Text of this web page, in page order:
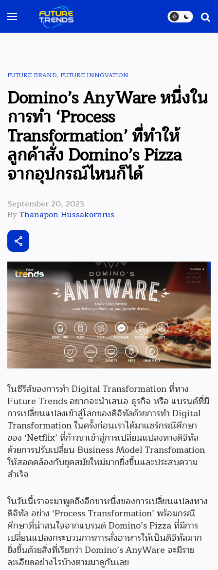
FUTURE BRAND, FUTURE INNOVATION
Domino’s AnyWare หนึ่งใน
การทำ ‘Process
Transformation’ ที่ทำให้
ลูกค้าสั่ง Domino’s Pizza
จากอุปกรณ์ไหนก็ได้
September 20, 2023
ByThanapon Hussakornrus
ในซีรีส์ของการทำ Digital Transformation ที่ทาง
Future Trends อยากจะนำเสนอ ธุรกิจ หรือ แบรนด์ที่มี
การเปลี่ยนแปลงเข้าสู่โลกของดิจิทัลด้วยการทำ Digital
Transformation ในครั้งก่อนเราได้มาแชร์กรณีศึกษา
ของ ‘Netflix’ ที่ก้าวขาเข้าสู่การเปลี่ยนแปลงทางดิจิทัล
ด้วยการปรับเปลี่ยน Business Model Transfomation
ให้สอดคล้องกับยุคสมัยใหม่มากยิ่งขึ้นและประสบความ
สำเร็จ
ในวันนี้เราจะมาพูดถึงอีกขาหนึ่งของการเปลี่ยนแปลงทาง
ดิจิทัล อย่าง ‘Process Transformation’ พร้อมกรณี
ศึกษาที่น่าสนใจจากแบรนด์ Domino’s Pizza ที่มีการ
เปลี่ยนแปลงกระบวนการการสั่งอาหารให้เป็นดิจิทัลมาก
ยิ่งขึ้นด้วยสิ่งที่เรียกว่า Domino’s AnyWare จะมีราย
ละเอียดอย่างไรบ้างตามมาดูกันเลย